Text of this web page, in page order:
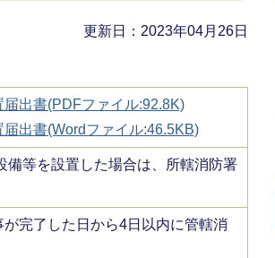
更新日：2023年04月26日
出書(PDFファイル:92.8K)
出書(Wordファイル:46.5KB)
備等を設置した場合は、所轄消防署
完了した日から4日以内に管轄消